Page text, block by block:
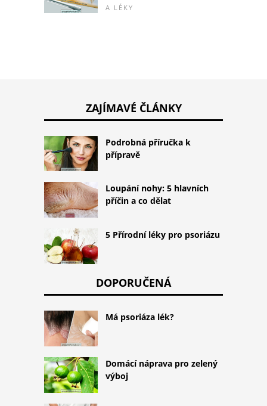
A LÉKY
ZAJÍMAVÉ ČLÁNKY
Podrobná příručka k
přípravě
Loupání nohy: 5 hlavních
příčin a co dělat
5 Přírodní léky pro psoriázu
DOPORUČENÁ
Má psoriáza lék?
Domácí náprava pro zelený
výboj